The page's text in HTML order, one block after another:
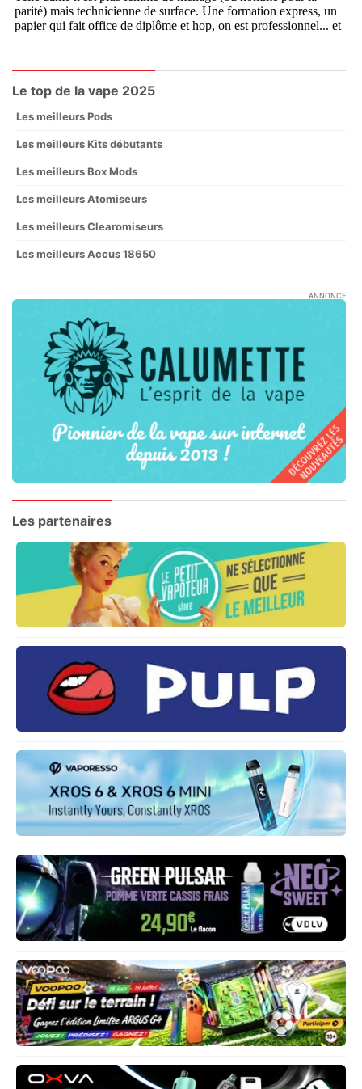
Le top de la vape 2025
Les meilleurs Pods
Les meilleurs Kits débutants
Les meilleurs Box Mods
Les meilleurs Atomiseurs
Les meilleurs Clearomiseurs
Les meilleurs Accus 18650
ANNONCE
Les partenaires